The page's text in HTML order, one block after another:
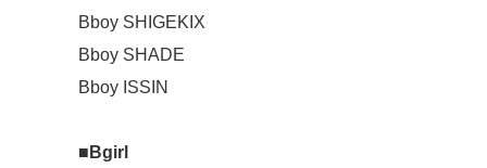
Bboy SHIGEKIX
Bboy SHADE
Bboy ISSIN
■Bgirl